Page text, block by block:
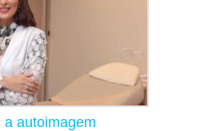
autoimagem